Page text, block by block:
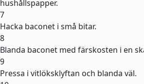
hushållspapper.
7
Hacka baconet i små bitar.
8
Blanda baconet med färskosten i en
9
Pressa i vitlöksklyftan och blanda väl.